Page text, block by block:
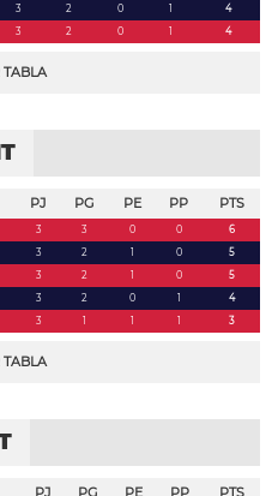
3 2 0 1
4
3 2 0 1 4
TABLA
PJ PG PE PP PTS
3 3 0 0
6
3 2 1 0
5
3 2 1 0
5
3 2 0 1
4
3 1 1 1 3
TABLA
PJ PG PE PP PTS